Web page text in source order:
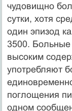
чудовищно
сутки, хотя
один эпизод
3500. Больные
высоким
употребляют
поглощения
одном